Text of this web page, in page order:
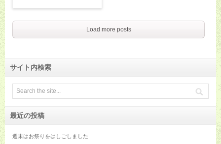
Load more posts
サイト内検索
最近の投稿
週末はお祭りをはしごしました